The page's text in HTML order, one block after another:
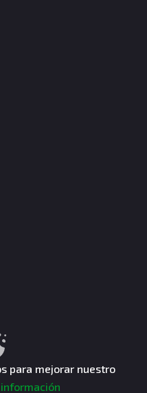
derechos reservados.
para mejorar nuestro